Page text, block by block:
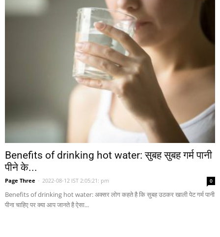
Benefits of drinking hot water: सुबह सुबह गर्म पानी
पीने के...
Page Three - 2022-08-12 IST 2:05:21: pm 0
Benefits of drinking hot water: अक्सर लोग कहते है कि सुबह उठकर खाली पेट गर्म पानी
पीना चाहिए पर क्या आप जानते है ऐसा...